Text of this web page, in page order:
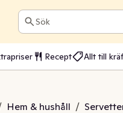
Sök
Recept Allt till
Hem & hushåll /